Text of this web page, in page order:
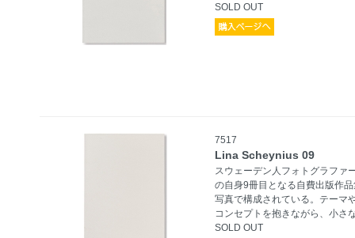
SOLD OUT
7517
Lina Scheynius 09
スウェーデン人フォトグラファ
の自身9冊目となる自費出版作
写真で構成されている。テーマ
コンセプトを抱きながら、小さ
SOLD OUT